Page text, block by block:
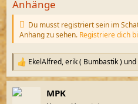
Anhänge
Du musst registriert sein im
Anhang zu sehen. Registriere dich
R
e
a
k
EkelAlfred,erik ( Bumbastik ) und
MPK